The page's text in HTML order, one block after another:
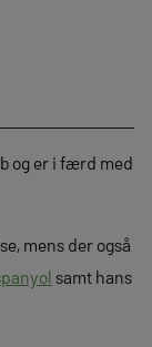
og er i færd med
mens der også
samt hans